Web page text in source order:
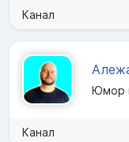
Канал
Юмор
Канал